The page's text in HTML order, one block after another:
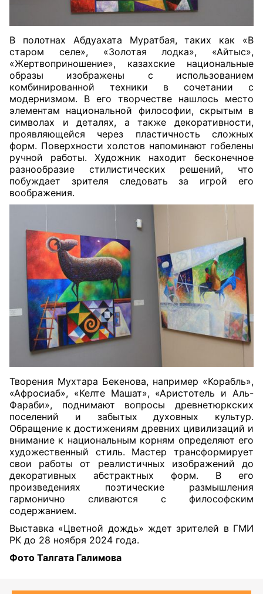
В полотнах Абдуахата Муратбая, таких как «В
старом селе», «Золотая лодка», «Айтыс»,
«Жертвоприношение», казахские национальные
образы изображены с использованием
комбинированной техники в сочетании с
модернизмом. В его творчестве нашлось место
элементам национальной философии, скрытым в
символах и деталях, а также декоративности,
проявляющейся через пластичность сложных
форм. Поверхности холстов напоминают гобелены
ручной работы. Художник находит бесконечное
разнообразие стилистических решений, что
побуждает зрителя следовать за игрой его
воображения.
Творения Мухтара Бекенова, например «Корабль»,
«Афросиаб», «Келте Машат», «Аристотель и Аль-
Фараби», поднимают вопросы древнетюркских
поселений и забытых духовных культур.
Обращение к достижениям древних цивилизаций и
внимание к национальным корням определяют его
художественный стиль. Мастер трансформирует
свои работы от реалистичных изображений до
декоративных абстрактных форм. В его
произведениях поэтические размышления
гармонично сливаются с философским
содержанием.
Выставка «Цветной дождь» ждет зрителей в ГМИ
РК до 28 ноября 2024 года.
Фото Талгата Галимова